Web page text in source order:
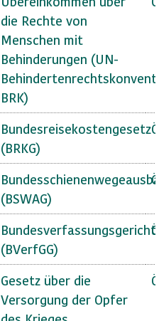
die Rechte von
Menschen mit
Behinderungen (UN-
BRK)
Bundesreisekostengesetz
(BRKG)
(BSWAG)
(BVerfGG)
Gesetz über die
Versorgung der Opfer